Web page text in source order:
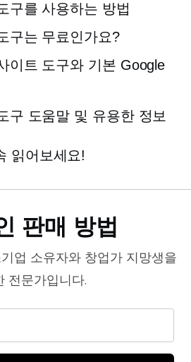
구를 사용하는 방법
구는 무료인가요?
이트 도구와 기본 Google
구 도움말 및 유용한 정보
읽어보세요!
판매 방법
업 소유자와 창업가 지망생을
전문가입니다.